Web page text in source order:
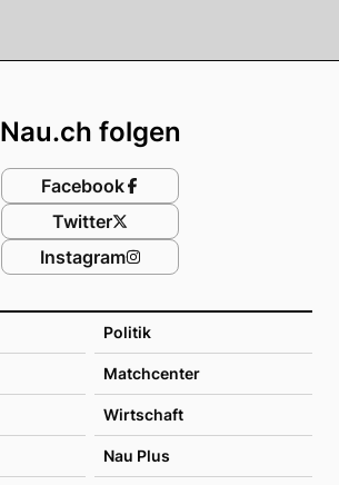
Politik
Matchcenter
Wirtschaft
Nau Plus
Nau.ch folgen
Facebook
Twitter
Instagram